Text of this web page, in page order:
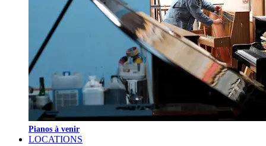
Pianos à venir
LOCATIONS